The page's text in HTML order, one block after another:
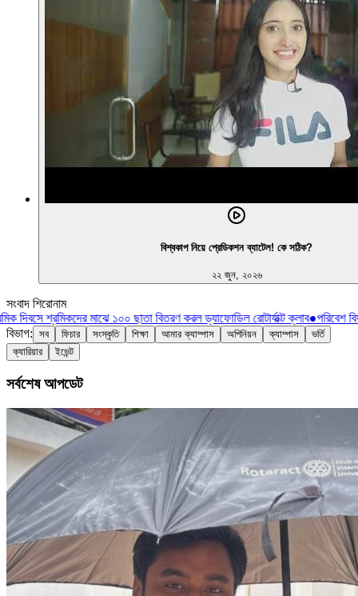
বিশ্বকাপ নিয়ে প্রেডিকশন ব্যাটেল! কে সঠিক?
২২ জুন, ২০২৬
সংবাদ শিরোনাম
দিবসে শ্রমিকদের মাঝে ১০০ ছাতা বিতরণ করল ড্যাফোডিল রোটার্যাক্ট ক্লাব●পরিবেশ
বিভাগ: সব ফিচার সংস্কৃতি শিক্ষা আমার ক্যাম্পাস অপিনিয়ন ক্যাম্পাস
ভর্তি
ক্যারিয়ার
ইভেন্ট
সর্বশেষ আপডেট